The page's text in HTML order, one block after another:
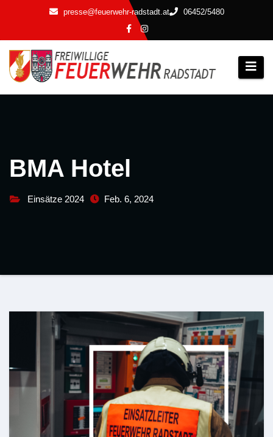
springen
presse@feuerwehr-radstadt.at 06452/5480
BMA Hotel
Einsätze 2024 Feb. 6, 2024